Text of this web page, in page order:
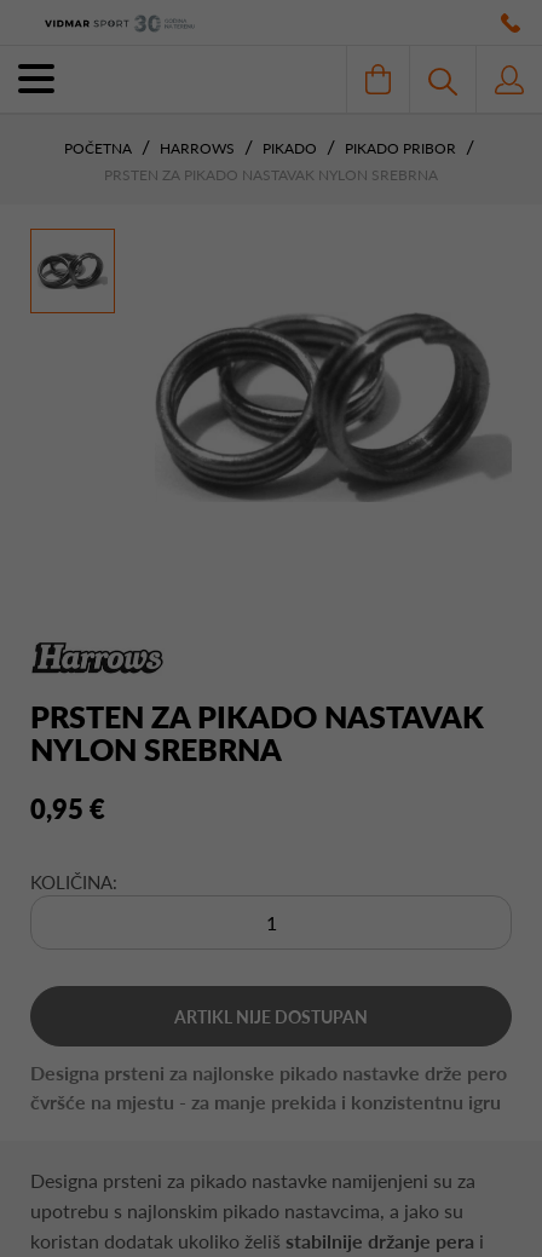
POČETNA HARROWS PIKADO
PIKADO PRIBOR
PRSTEN ZA PIKADO NASTAVAK NYLON SREBRNA
PRSTEN ZA PIKADO NASTAVAK
NYLON SREBRNA
0,95 €
KOLIČINA:
ARTIKL NIJE DOSTUPAN
Designa prsteni za najlonske pikado nastavke drže pero
čvršće na mjestu - za manje prekida i konzistentnu igru
Designa prsteni za pikado nastavke namijenjeni su za
upotrebu s najlonskim pikado nastavcima, a jako su
koristan dodatak ukoliko želiš stabilnije držanje pera i